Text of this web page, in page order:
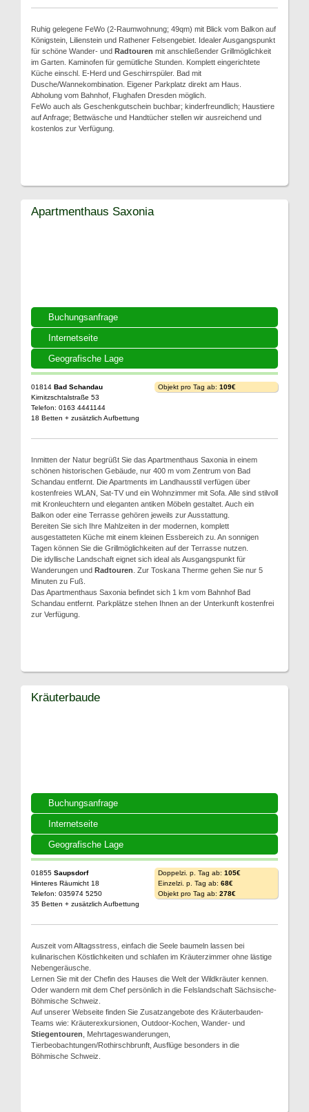
Ruhig gelegene FeWo (2-Raumwohnung; 49qm) mit Blick vom Balkon auf
Königstein, Lilienstein und Rathener Felsengebiet. Idealer Ausgangspunkt
für schöne Wander- und Radtouren mit anschließender Grillmöglichkeit
im Garten. Kaminofen für gemütliche Stunden. Komplett eingerichtete
Küche einschl. E-Herd und Geschirrspüler. Bad mit
Dusche/Wannekombination. Eigener Parkplatz direkt am Haus.
Abholung vom Bahnhof, Flughafen Dresden möglich.
FeWo auch als Geschenkgutschein buchbar; kinderfreundlich; Haustiere
auf Anfrage; Bettwäsche und Handtücher stellen wir ausreichend und
kostenlos zur Verfügung.
Buchungsanfrage
Internetseite
Geografische Lage
Apartmenthaus Saxonia
01814 Bad Schandau
Kirnitzschtalstraße 53
Telefon: 0163 4441144
18 Betten + zusätzlich Aufbettung
Objekt pro Tag ab: 109€
Inmitten der Natur begrüßt Sie das Apartmenthaus Saxonia in einem
schönen historischen Gebäude, nur 400 m vom Zentrum von Bad
Schandau entfernt. Die Apartments im Landhausstil verfügen über
kostenfreies WLAN, Sat-TV und ein Wohnzimmer mit Sofa. Alle sind stilvoll
mit Kronleuchtern und eleganten antiken Möbeln gestaltet. Auch ein
Balkon oder eine Terrasse gehören jeweils zur Ausstattung.
Bereiten Sie sich Ihre Mahlzeiten in der modernen, komplett
ausgestatteten Küche mit einem kleinen Essbereich zu. An sonnigen
Tagen können Sie die Grillmöglichkeiten auf der Terrasse nutzen.
Die idyllische Landschaft eignet sich ideal als Ausgangspunkt für
Wanderungen und Radtouren . Zur Toskana Therme gehen Sie nur 5
Minuten zu Fuß.
Das Apartmenthaus Saxonia befindet sich 1 km vom Bahnhof Bad
Schandau entfernt. Parkplätze stehen Ihnen an der Unterkunft kostenfrei
zur Verfügung.
Buchungsanfrage
Internetseite
Geografische Lage
Kräuterbaude
01855 Saupsdorf
Hinteres Räumicht 18
Telefon: 035974 5250
35 Betten + zusätzlich Aufbettung
Doppelzi. p. Tag ab: 105€
Einzelzi. p. Tag ab: 68€
Objekt pro Tag ab: 278€
Auszeit vom Alltagsstress, einfach die Seele baumeln lassen bei
kulinarischen Köstlichkeiten und schlafen im Kräuterzimmer ohne lästige
Nebengeräusche.
Lernen Sie mit der Chefin des Hauses die Welt der Wildkräuter kennen.
Oder wandern mit dem Chef persönlich in die Felslandschaft Sächsische-
Böhmische Schweiz.
Auf unserer Webseite finden Sie Zusatzangebote des Kräuterbauden-
Teams wie: Kräuterexkursionen, Outdoor-Kochen, Wander- und
Stiegentouren , Mehrtageswanderungen,
Tierbeobachtungen/Rothirschbrunft, Ausflüge besonders in die
Böhmische Schweiz.